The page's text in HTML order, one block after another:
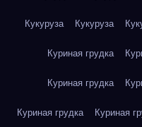
Кукуруза Кукуруза
Куриная грудка
Куриная грудка
Куриная грудка Куриная